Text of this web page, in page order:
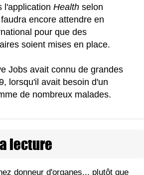
l'applicationHealthselon
encore attendre en
pour que des
soient mises en place.
Jobs avait connu de grandes
lorsqu'il avait besoin d'un
de nombreux malades.
lecture
donneur d'organes... plutôt que